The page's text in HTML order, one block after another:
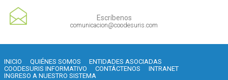
Escríbenos
comunicacion@coodesuris.com
INICIO QUIÉNES SOMOS
ENTIDADES ASOCIADAS
COODESURIS INFORMATIVO
CONTÁCTENOS
INTRANET
INGRESO A NUESTRO SISTEMA